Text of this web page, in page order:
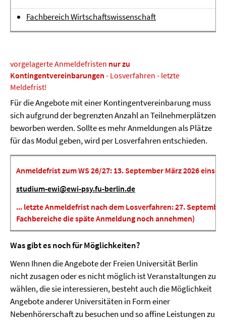
Fachbereich Wirtschaftswissenschaft
vorgelagerte Anmeldefristen nur zu
Kontingentvereinbarungen - Losverfahren - letzte
Meldefrist!
Für die Angebote mit einer Kontingentvereinbarung muss
sich aufgrund der begrenzten Anzahl an Teilnehmerplätzen
beworben werden. Sollte es mehr Anmeldungen als Plätze
für das Modul geben, wird per Losverfahren entschieden.
Anmeldefrist zum WS 26/27: 13. September März 2026
studium-ewi@ewi-psy.fu-berlin.de
... letzte Anmeldefrist nach dem Losverfahren: 27.
Fachbereiche die späte Anmeldung noch annehmen)
Was gibt es noch für Möglichkeiten?
Wenn Ihnen die Angebote der Freien Universität Berlin
nicht zusagen oder es nicht möglich ist Veranstaltungen zu
wählen, die sie interessieren, besteht auch die Möglichkeit
Angebote anderer Universitäten in Form einer
Nebenhörerschaft zu besuchen und so affine Leistungen zu